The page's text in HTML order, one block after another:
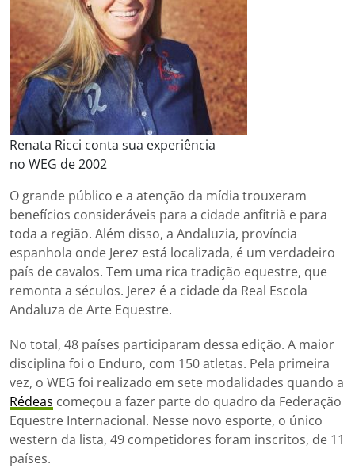
Renata Ricci conta sua experiência
no WEG de 2002
O grande público e a atenção da mídia trouxeram
benefícios consideráveis ​​para a cidade anfitriã e para
toda a região. Além disso, a Andaluzia, província
espanhola onde Jerez está localizada, é um verdadeiro
país de cavalos. Tem uma rica tradição equestre, que
remonta a séculos. Jerez é a cidade da Real Escola
Andaluza de Arte Equestre.
No total, 48 países participaram dessa edição. A maior
disciplina foi o Enduro, com 150 atletas. Pela primeira
vez, o WEG foi realizado em sete modalidades quando a
Rédeas começou a fazer parte do quadro da Federação
Equestre Internacional. Nesse novo esporte, o único
western da lista, 49 competidores foram inscritos, de 11
países.